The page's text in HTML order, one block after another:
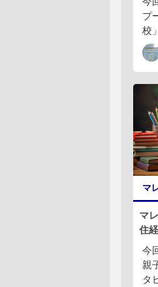
プ
校
マ
マ
住
今
親
タ